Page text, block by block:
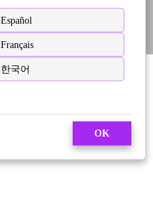
Español
Français
한국어
OK